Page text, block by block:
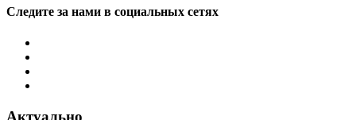
Следите за нами в социальных сетях
Актуально